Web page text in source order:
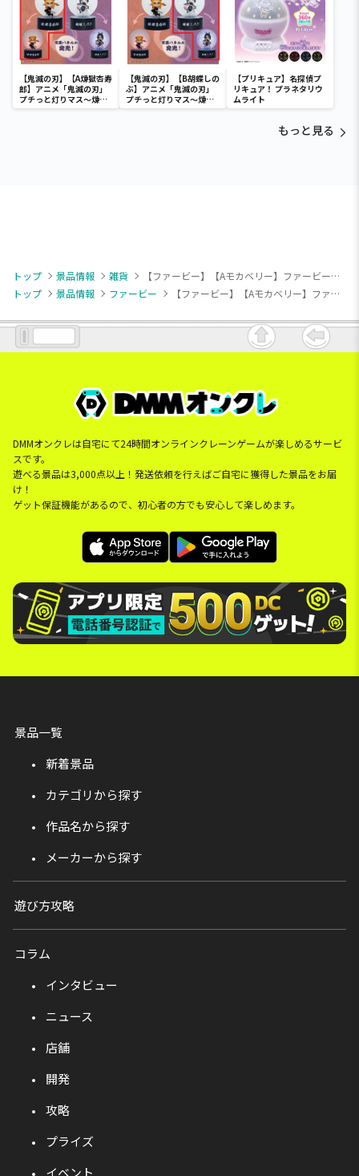
【鬼滅の刃】【A煉獄杏寿
郎】アニメ「鬼滅の刃」
プチっと灯りマス～煉獄
杏寿郎・胡蝶しのぶ～
【鬼滅の刃】【B胡蝶しの
ぶ】アニメ「鬼滅の刃」
プチっと灯りマス～煉獄
杏寿郎・胡蝶しのぶ～
【プリキュア】名探偵プ
リキュア！ プラネタリウ
ムライト
もっと見る
トップ 景品情報 雑貨
【ファービー】【Aモカベリー】ファービー レトロファービー ぬいぐるみポシェット
トップ
景品情報 ファービー 【ファービー】【Aモカベリー】ファービー レトロファービー ぬいぐるみポシェット
DMMオンクレは自宅にて24時間オンラインクレーンゲームが楽しめるサービ
スです。
遊べる景品は3,000点以上！発送依頼を行えばご自宅に獲得した景品をお届
け！
ゲット保証機能があるので、初心者の方でも安心して楽しめます。
景品一覧
新着景品
カテゴリから探す
作品名から探す
メーカーから探す
遊び方攻略
コラム
インタビュー
ニュース
店舗
開発
攻略
プライズ